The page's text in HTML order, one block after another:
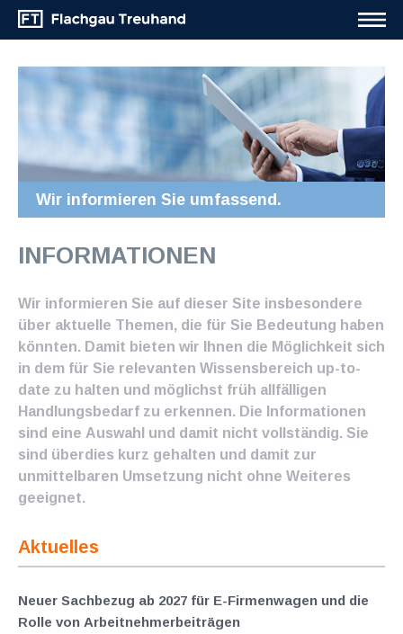
Wir informieren Sie umfassend.
INFORMATIONEN
Wir informieren Sie auf dieser Site insbesondere
über aktuelle Themen, die für Sie Bedeutung haben
könnten. Damit bieten wir Ihnen die Möglichkeit sich
in dem für Sie relevanten Wissensbereich up-to-
date zu halten und möglichst früh allfälligen
Handlungsbedarf zu erkennen. Die Informationen
sind eine Auswahl und damit nicht vollständig. Sie
sind überdies kurz gehalten und damit zur
unmittelbaren Umsetzung nicht ohne Weiteres
geeignet.
Aktuelles
Neuer Sachbezug ab 2027 für E-Firmenwagen und die
Rolle von Arbeitnehmer​­beiträgen